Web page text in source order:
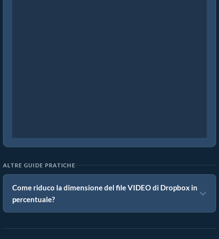
ALTRE GUIDE PRATICHE
Come riduco la dimensione del file VIDEO di Dropbox in
percentuale?